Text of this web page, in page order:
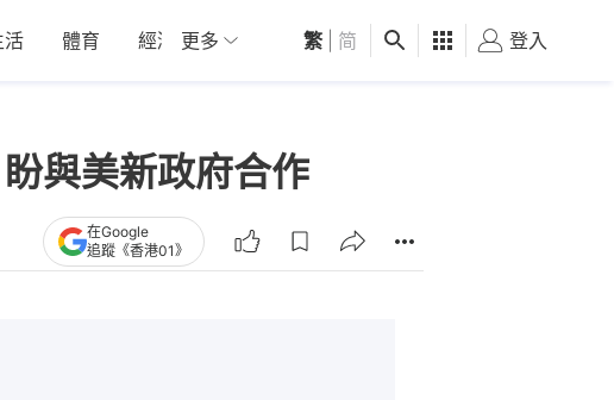
活 體育 經濟 01深圳 觀點 健康 好食玩飛
更多 繁 简 登入
與美新政府合作
在Google
追蹤《香港01》